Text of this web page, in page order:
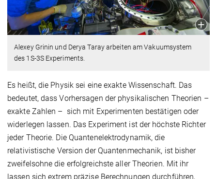
Alexey Grinin und Derya Taray arbeiten am Vakuumsystem
des 1S-3S Experiments.
Es heißt, die Physik sei eine exakte Wissenschaft. Das
bedeutet, dass Vorhersagen der physikalischen Theorien –
exakte Zahlen – sich mit Experimenten bestätigen oder
widerlegen lassen. Das Experiment ist der höchste Richter
jeder Theorie. Die Quantenelektrodynamik, die
relativistische Version der Quantenmechanik, ist bisher
zweifelsohne die erfolgreichste aller Theorien. Mit ihr
lassen sich extrem präzise Berechnungen durchführen,